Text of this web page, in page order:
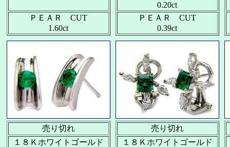
ＰＥＡＲ CUT
1.60ct
0.20ct
ＰＥＡＲ CUT
0.39ct
売り切れ
１８Ｋホワイトゴールド
売り切れ
１８Ｋホワイトゴールド